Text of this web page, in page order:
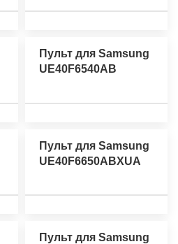
Пульт для Samsung
UE40F6540AB
Пульт для Samsung
UE40F6650ABXUA
Пульт для Samsung